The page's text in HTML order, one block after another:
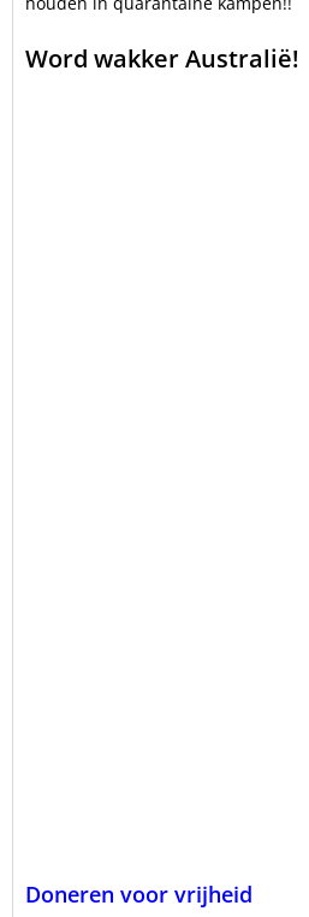
Word wakker Australië!
Doneren voor vrijheid